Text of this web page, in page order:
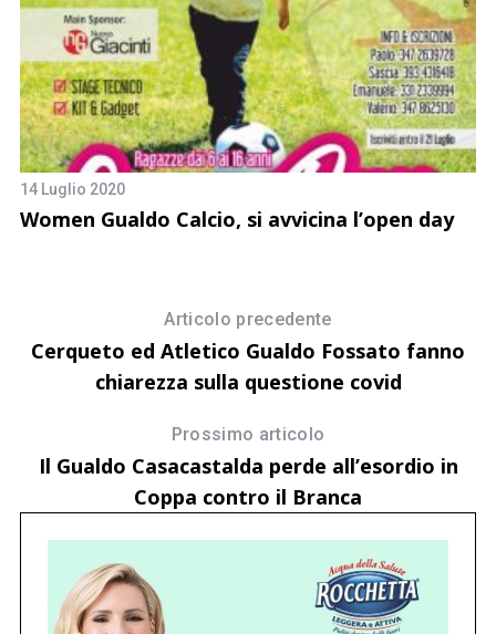
14 Luglio 2020
Women Gualdo Calcio, si avvicina l’open day
Articolo precedente
Cerqueto ed Atletico Gualdo Fossato fanno
chiarezza sulla questione covid
Prossimo articolo
Il Gualdo Casacastalda perde all’esordio in
Coppa contro il Branca